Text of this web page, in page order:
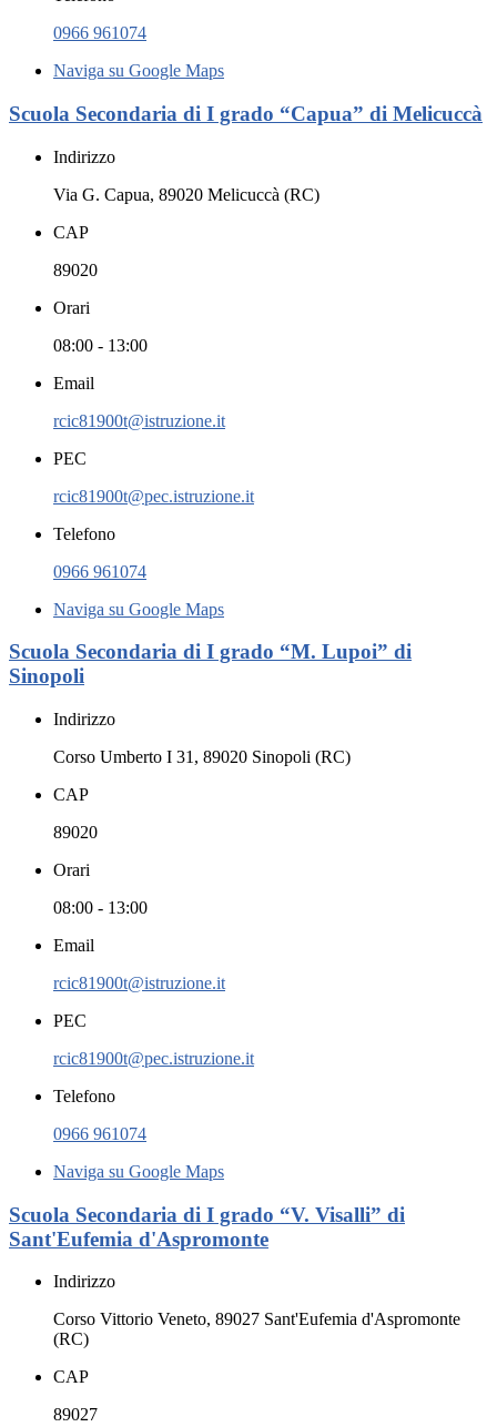
0966 961074
Naviga su Google Maps
Scuola Secondaria di I grado “Capua” di Melicuccà
Indirizzo
Via G. Capua, 89020 Melicuccà (RC)
CAP
89020
Orari
08:00 - 13:00
Email
rcic81900t@istruzione.it
PEC
rcic81900t@pec.istruzione.it
Telefono
0966 961074
Naviga su Google Maps
Scuola Secondaria di I grado “M. Lupoi” di
Sinopoli
Indirizzo
Corso Umberto I 31, 89020 Sinopoli (RC)
CAP
89020
Orari
08:00 - 13:00
Email
rcic81900t@istruzione.it
PEC
rcic81900t@pec.istruzione.it
Telefono
0966 961074
Naviga su Google Maps
Scuola Secondaria di I grado “V. Visalli” di
Sant'Eufemia d'Aspromonte
Indirizzo
Corso Vittorio Veneto, 89027 Sant'Eufemia d'Aspromonte
(RC)
CAP
89027